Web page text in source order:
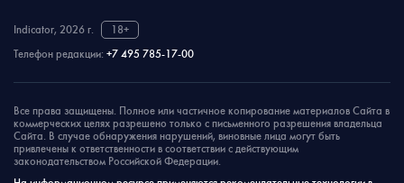
Indicator, 2026 г.
18+
Телефон редакции: +7 495 785-17-00
Все права защищены. Полное или частичное копирование материалов Сайта в
коммерческих целях разрешено только с письменного разрешения владельца
Сайта. В случае обнаружения нарушений, виновные лица могут быть
привлечены к ответственности в соответствии с действующим
законодательством Российской Федерации.